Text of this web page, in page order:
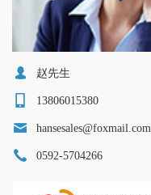
赵先生
13806015380
hansesales@foxmail.com
0592-5704266